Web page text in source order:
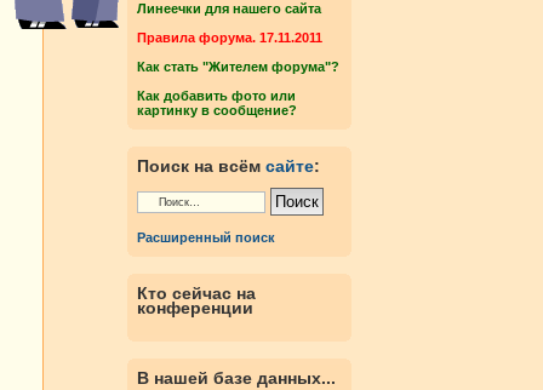
Линеечки для нашего сайта
Правила форума. 17.11.2011
Как стать "Жителем форума"?
Как добавить фото или
картинку в сообщение?
Поиск на всём сайте:
Расширенный поиск
Кто сейчас на
конференции
В нашей базе данных...